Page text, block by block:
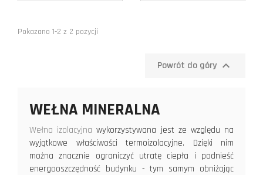
Pokazano 1-2 z 2 pozycji
Powrót do góry 
WEŁNA MINERALNA
Wełna izolacyjna wykorzystywana jest ze względu na
wyjątkowe właściwości termoizolacyjne. Dzięki nim
można znacznie ograniczyć utratę ciepła i podnieść
energooszczędność budynku - tym samym obniżając